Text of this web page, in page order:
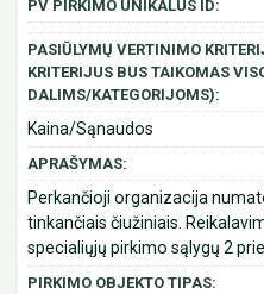
PV PIRKIMO UNIKALUS ID:
PASIŪLYMŲ VERTINIMO
KRITERIJUS BUS TAIKOMAS
DALIMS/KATEGORIJOMS):
Kaina/Sąnaudos
APRAŠYMAS:
Perkančioji organizacija
tinkančiais čiužiniais.
specialiųjų pirkimo sąlygų 2
PIRKIMO OBJEKTO TIPAS: